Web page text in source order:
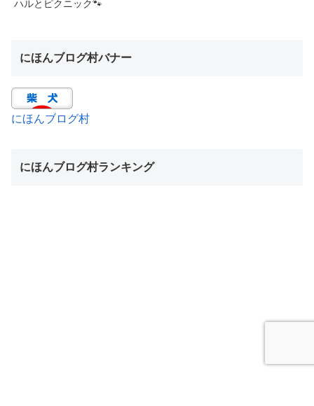
ハルとピクニック🐾
にほんブログ村バナー
にほんブログ村
にほんブログ村ランキング